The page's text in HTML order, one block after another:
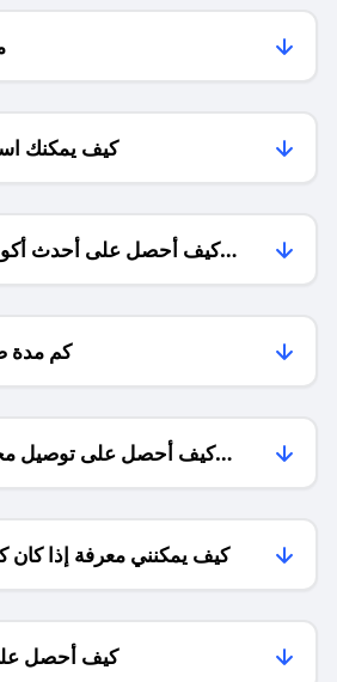
كيف يمكنك
كيف أحصل على أحدث
كم مدة
كيف أحصل على توصيل
كيف يمكنني معرفة إذا كان
كيف أحصل